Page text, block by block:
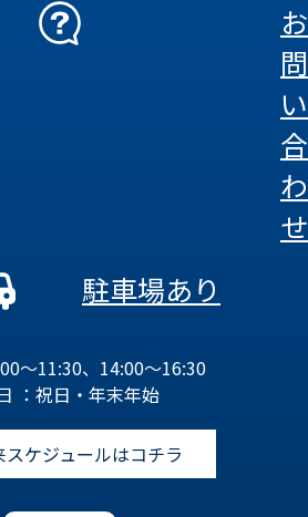
お
問
い
合
わ
せ
駐車場あり
～11:30、14:00～16:30
：祝日・年末年始
スケジュールはコチラ